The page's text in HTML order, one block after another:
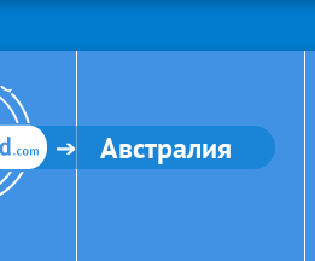
Австралия